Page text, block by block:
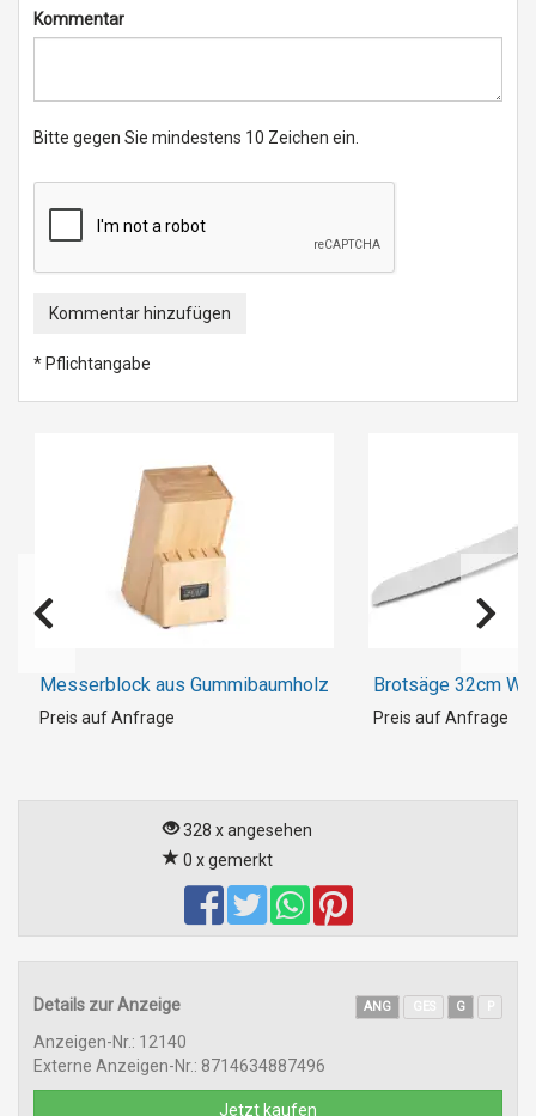
Kommentar
Bitte gegen Sie mindestens 10 Zeichen ein.
Kommentar hinzufügen
* Pflichtangabe
Messerblock aus Gummibaumholz
Preis auf Anfrage
Brotsäge 32cm
Preis auf Anfrage
328 x angesehen
0 x gemerkt
Details zur Anzeige ANG G
Anzeigen-Nr.: 12140
Externe Anzeigen-Nr.: 8714634887496
Jetzt kaufen